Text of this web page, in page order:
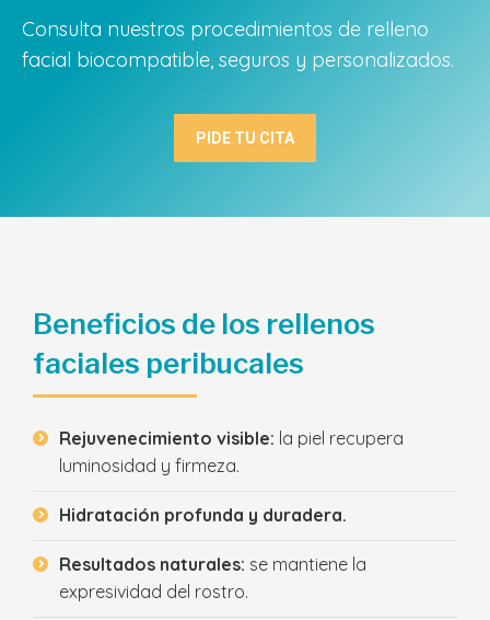
Consulta nuestros procedimientos de relleno
facial biocompatible, seguros y personalizados.
PIDE TU CITA
Beneficios de los rellenos
faciales peribucales
Rejuvenecimiento visible: la piel recupera
luminosidad y firmeza.
Hidratación profunda y duradera.
Resultados naturales: se mantiene la
expresividad del rostro.